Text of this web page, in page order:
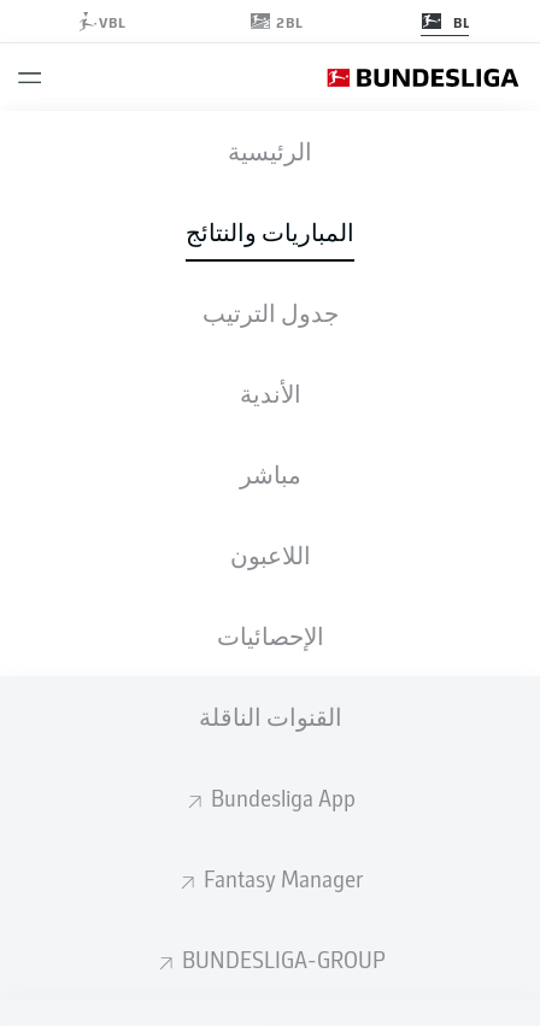
BL
2BL
VBL
الرئيسية
المباريات والنتائج
جدول الترتيب
الأندية
مباشر
اللاعبون
الإحصائيات
القنوات الناقلة
Bundesliga App
Fantasy Manager
BUNDESLIGA-GROUP
الأخبار التشكيلات الإحصائيات
انطلاق المباراة.